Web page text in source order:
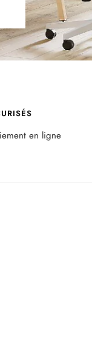
en ligne